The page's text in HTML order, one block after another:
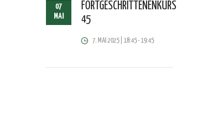
07
MAI
FORTGESCHRITTENENKURS
45
7. MAI 2025 | 18:45-19:45